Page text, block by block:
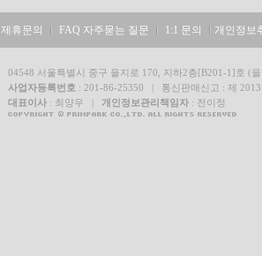
제휴문의 FAQ 자주묻는 질문 1:1 문의 개인정보
04548 서울특별시 중구 을지로 170, 지하2층[B201-1]호
사업자등록번호 : 201-86-25350 | 통신판매신고 : 제
대표이사 : 최양우 | 개인정보관리책임자 : 전이정